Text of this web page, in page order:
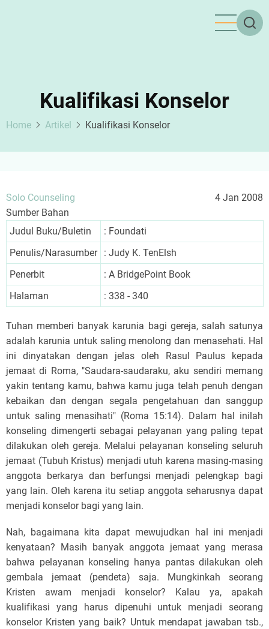
Kualifikasi Konselor
Home Artikel Kualifikasi Konselor
Solo Counseling
4 Jan 2008
Sumber Bahan
Judul Buku/Buletin
: Foundati
Penulis/Narasumber
: Judy K. TenElsh
Penerbit
: A BridgePoint Book
Halaman
: 338 - 340
Tuhan memberi banyak karunia bagi gereja, salah satunya
adalah karunia untuk saling menolong dan menasehati. Hal
ini dinyatakan dengan jelas oleh Rasul Paulus kepada
jemaat di Roma, "Saudara-saudaraku, aku sendiri memang
yakin tentang kamu, bahwa kamu juga telah penuh dengan
kebaikan dan dengan segala pengetahuan dan sanggup
untuk saling menasihati" (Roma 15:14). Dalam hal inilah
konseling dimengerti sebagai pelayanan yang paling tepat
dilakukan oleh gereja. Melalui pelayanan konseling seluruh
jemaat (Tubuh Kristus) menjadi utuh karena masing-masing
anggota berkarya dan berfungsi menjadi pelengkap bagi
yang lain. Oleh karena itu setiap anggota seharusnya dapat
menjadi konselor bagi yang lain.
Nah, bagaimana kita dapat mewujudkan hal ini menjadi
kenyataan? Masih banyak anggota jemaat yang merasa
bahwa pelayanan konseling hanya pantas dilakukan oleh
gembala jemaat (pendeta) saja. Mungkinkah seorang
Kristen awam menjadi konselor? Kalau ya, apakah
kualifikasi yang harus dipenuhi untuk menjadi seorang
konselor Kristen yang baik? Untuk mendapat jawaban tsb.,